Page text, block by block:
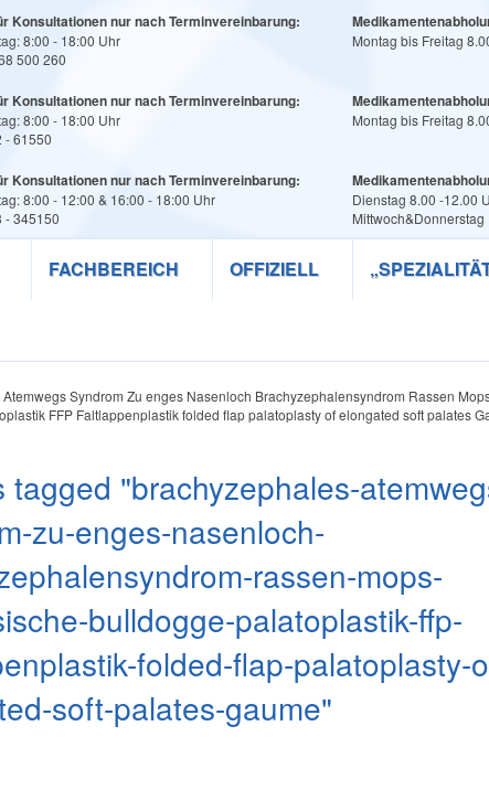
Konsultationen nur nach Terminvereinbarung:
8:00 - 18:00 Uhr
500 260
Montag bis Freitag
Konsultationen nur nach Terminvereinbarung:
8:00 - 18:00 Uhr
- 61550
Montag bis Freitag
Konsultationen nur nach Terminvereinbarung:
8:00 - 12:00 & 16:00 - 18:00 Uhr
- 345150
Dienstag 8.00 -12.00
FACHBEREICH OFFIZIELL
Syndrom Zu enges Nasenloch Brachyzephalensyndrom Rassen
FFP Faltlappenplastik folded flap palatoplasty of elongated soft palates
tagged "brachyzephales-
zu-enges-nasenloch-
rassen-mops-
bulldogge-palatoplastik-ffp-
folded-flap-palatoplasty-
soft-palates-gaume"